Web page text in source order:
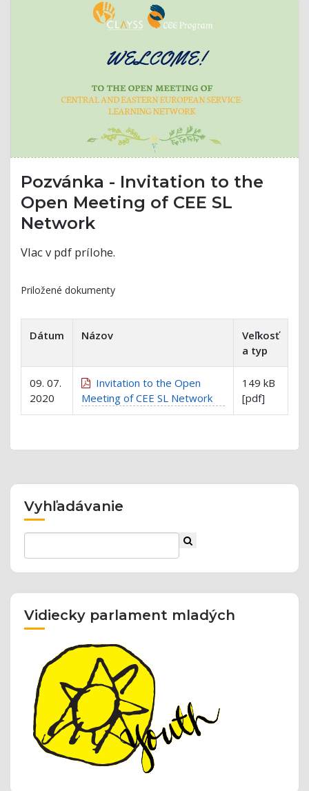
Pozvánka - Invitation to the
Open Meeting of CEE SL
Network
VIac v pdf prílohe.
Priložené dokumenty
Dátum Názov
Veľkosť
a typ
09. 07.
2020
Invitation to the Open
Meeting of CEE SL Network
149 kB
[pdf]
Vyhľadávanie
Vidiecky parlament mladých